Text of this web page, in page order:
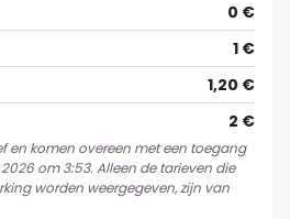
0 €
1 €
1,20 €
2 €
en komen overeen met een toegang
om 3:53. Alleen de tarieven die
worden weergegeven, zijn van